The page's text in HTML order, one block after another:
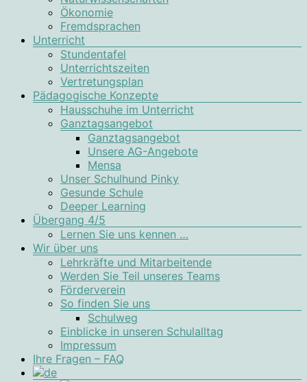
Ökonomie
Fremdsprachen
Unterricht
Stundentafel
Unterrichtszeiten
Vertretungsplan
Pädagogische Konzepte
Hausschuhe im Unterricht
Ganztagsangebot
Ganztagsangebot
Unsere AG-Angebote
Mensa
Unser Schulhund Pinky
Gesunde Schule
Deeper Learning
Übergang 4/5
Lernen Sie uns kennen …
Wir über uns
Lehrkräfte und Mitarbeitende
Werden Sie Teil unseres Teams
Förderverein
So finden Sie uns
Schulweg
Einblicke in unseren Schulalltag
Impressum
Ihre Fragen – FAQ